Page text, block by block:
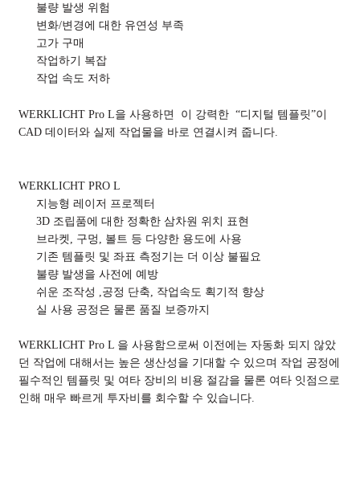
불량 발생 위험
변화/변경에 대한 유연성 부족
고가 구매
작업하기 복잡
작업 속도 저하
WERKLICHT Pro L을 사용하면 이 강력한 “디지털 템플릿”이
CAD 데이터와 실제 작업물을 바로 연결시켜 줍니다.
WERKLICHT PRO L
지능형 레이저 프로젝터
3D 조립품에 대한 정확한 삼차원 위치 표현
브라켓, 구멍, 볼트 등 다양한 용도에 사용
기존 템플릿 및 좌표 측정기는 더 이상 불필요
불량 발생을 사전에 예방
쉬운 조작성 ,공정 단축, 작업속도 획기적 향상
실 사용 공정은 물론 품질 보증까지
WERKLICHT Pro L 을 사용함으로써 이전에는 자동화 되지 않았
던 작업에 대해서는 높은 생산성을 기대할 수 있으며 작업 공정에
필수적인 템플릿 및 여타 장비의 비용 절감을 물론 여타 잇점으로
인해 매우 빠르게 투자비를 회수할 수 있습니다.